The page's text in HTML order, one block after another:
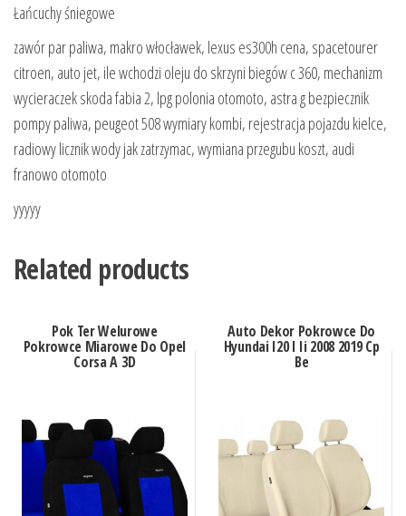
Łańcuchy śniegowe
zawór par paliwa, makro włocławek, lexus es300h cena, spacetourer
citroen, auto jet, ile wchodzi oleju do skrzyni biegów c 360, mechanizm
wycieraczek skoda fabia 2, lpg polonia otomoto, astra g bezpiecznik
pompy paliwa, peugeot 508 wymiary kombi, rejestracja pojazdu kielce,
radiowy licznik wody jak zatrzymac, wymiana przegubu koszt, audi
franowo otomoto
yyyyy
Related products
Pok Ter Welurowe
Pokrowce Miarowe Do Opel
Corsa A 3D
Auto Dekor Pokrowce Do
Hyundai I20 I Ii 2008 2019 Cp
Be